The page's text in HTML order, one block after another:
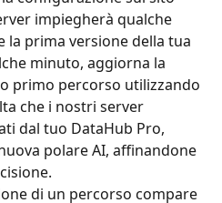
impiegherà qualche
la prima versione della tua
minuto, aggiorna la
primo percorso utilizzando
che i nostri server
dal tuo DataHub Pro,
polare AI, affinandone